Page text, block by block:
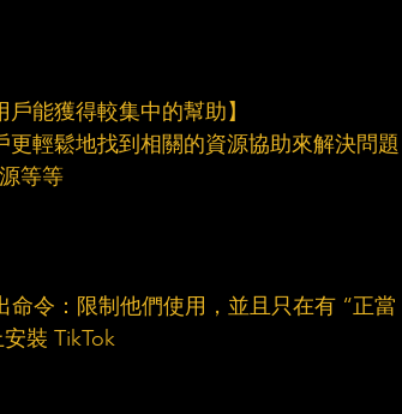
能獲得較集中的幫助】
輕鬆地找到相關的資源協助來解決問題
等等
令：限制他們使用，並且只在有 “正當
裝 TikTok